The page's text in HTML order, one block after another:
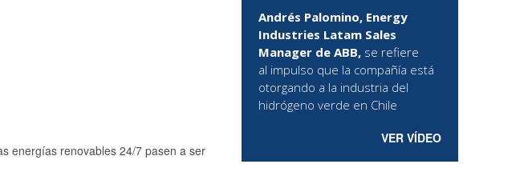
energías renovables 24/7 pasen a ser
Andrés Palomino, Energy
Industries Latam Sales
Manager de ABB, se refiere
al impulso que la compañía está
otorgando a la industria del
hidrógeno verde en Chile
VER VÍDEO